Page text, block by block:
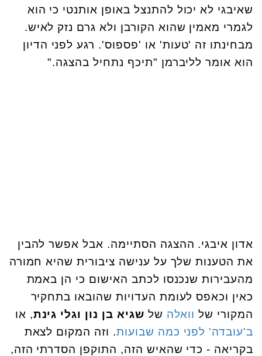
שאיבגי לא יכול להתנצל באופן אותנטי כי הוא
לגמרי מאמין שהוא הקורבן ולא גרם נזק לאיש.
מבחינתו זה 'טעות' או 'פספוס'. רגע לפני הדיון
הוא אומר לליברמן "תיכף נתחיל בהצגה."
אדון איבגי. ההצגה הסתיימה. אבל אפשר להבין
את הטענות שלך על ענישה ציבורית שהיא חמורה
מהעבירות שנכנסו לכתב האישום כי הן באמת
כאין וכאפס לעומת העדויות שהובאו בתחקיר
המקורי של וואלה של שגיא בן נון וגלי גינת, או
ב'עובדה' לפני כמה שבועות. וזה המקום לצאת
בקריאה - כדי שהאיש הזה, התוקפן הסדרתי הזה,